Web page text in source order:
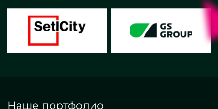
Наше портфолио